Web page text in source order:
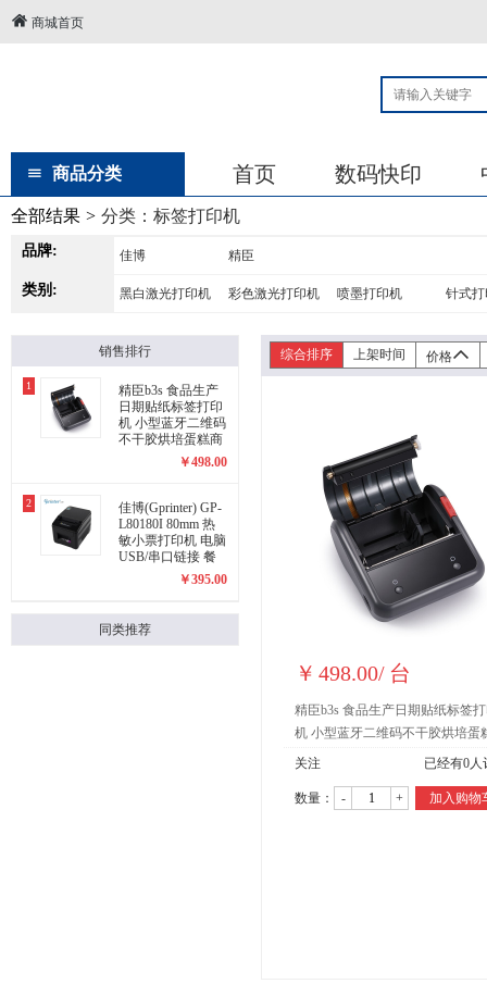
商城首页
商品分类 首页 数码快印
全部结果 > 分类： 标签打印机
品牌: 佳博 精臣
类别: 黑白激光打印机 彩色激光打印机 喷墨打印机 针式
销售排行
1
精臣b3s 食品生产
日期贴纸标签打印
机 小型蓝牙二维码
不干胶烘培蛋糕商
品价格打价机商用
纸）
￥498.00
2
佳博(Gprinter) GP-
L80180I 80mm 热
敏小票打印机 电脑
USB/串口链接 餐
饮后厨超市零售外
￥395.00
同类推荐
综合排序 上架时间 价格
￥ 498.00/ 台
精臣b3s 食品生产日期贴纸标签
机 小型蓝牙二维码不干胶烘培蛋
品价格打价机商用配料表打码机
关注 已经有0人
数量： - + 加入购物